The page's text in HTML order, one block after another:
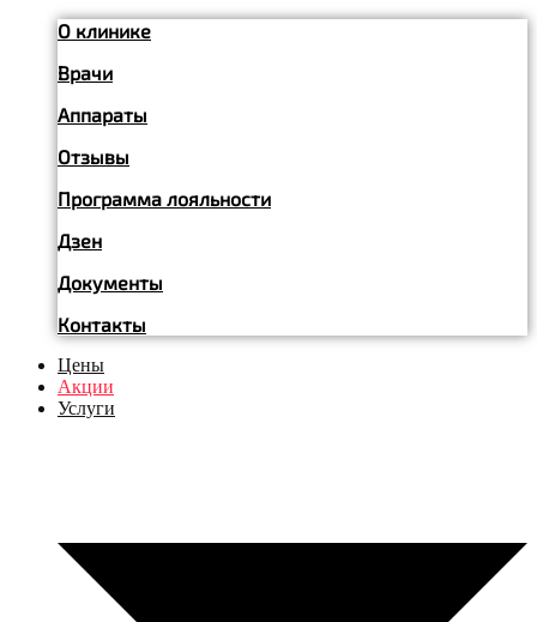
О клинике
Врачи
Аппараты
Отзывы
Программа лояльности
Дзен
Документы
Контакты
Цены
Акции
Услуги